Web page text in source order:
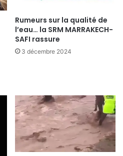
Rumeurs sur la qualité de
l’eau… la SRM MARRAKECH-
SAFI rassure
3 décembre 2024